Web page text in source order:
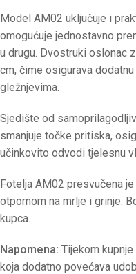
Model AM02 uključuje i
omogućuje jednostavno
u drugu. Dvostruki oslonac
cm, čime osigurava
gležnjevima.
Sjedište od
smanjuje točke pritiska,
učinkovito odvodi tjelesnu
Fotelja AM02 presvučena
otpornom na mrlje i grinje.
kupca.
Napomena: Tijekom
koja dodatno povećava